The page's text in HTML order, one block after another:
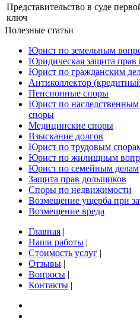
Представительство в суде
ключ
Полезные статьи
Юрист по земельным
Юридическая защита прав
Юрист по гражданским
Антиколлектор
Пенсионные споры
Юрист по
споры
Медицинские споры
Взыскание долгов
Юрист по трудовым
Юрист по жилищным
Юрист по семейным делам
Защита прав дольщиков
Споры по недвижимости
Возмещение ущерба при
Возмещение вреда
Главная |
Наши работы |
Стоимость услуг |
Отзывы |
Вопросы |
Контакты |